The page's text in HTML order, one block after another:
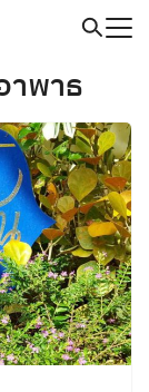
าพาธ